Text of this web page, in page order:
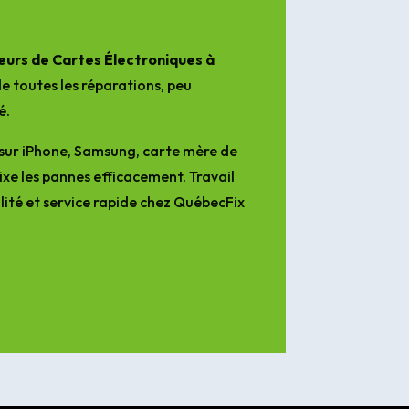
de Cartes Électroniques à
toutes les réparations, peu
iPhone, Samsung, carte mère de
les pannes efficacement. Travail
et service rapide chez QuébecFix